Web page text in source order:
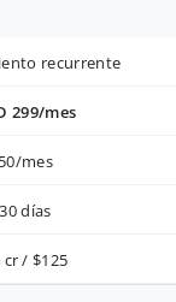
recurrente
299/mes
50/mes
30 días
cr / $125